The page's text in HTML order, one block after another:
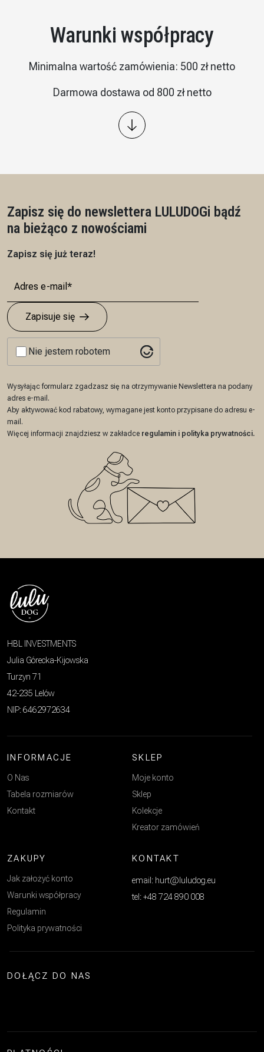
Warunki współpracy
Minimalna wartość zamówienia: 500 zł netto
Darmowa dostawa od 800 zł netto
Wysyłka: kurier InPost
Zapisz się do newslettera LULUDOGi bądź
na bieżąco z nowościami
Zapisz się już teraz!
Zapisuje się
Nie jestem robotem
Wysyłając formularz zgadzasz się na otrzymywanie Newslettera na podany
adres e-mail.
Aby aktywować kod rabatowy, wymagane jest konto przypisane do adresu e-
mail.
Więcej informacji znajdziesz w zakładce regulamin i polityka prywatności.
HBL INVESTMENTS
Julia Górecka-Kijowska
Turzyn 71
42-235 Lelów
NIP: 6462972634
INFORMACJE
O Nas
Tabela rozmiarów
Kontakt
SKLEP
Moje konto
Sklep
Kolekcje
Kreator zamówień
ZAKUPY
Jak założyć konto
Warunki współpracy
Regulamin
Polityka prywatności
KONTAKT
email: hurt@luludog.eu
tel: +48 724 890 008
DOŁĄCZ DO NAS